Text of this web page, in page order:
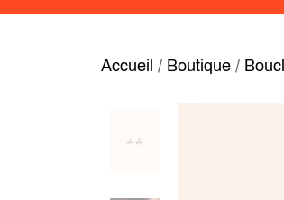
Accueil / Boutique /